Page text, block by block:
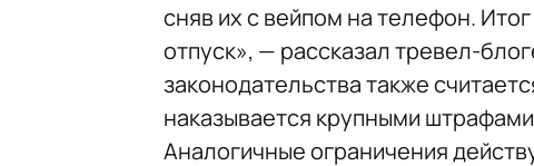
сняв их с вейпом на телефон.
отпуск», — рассказал тревел-
законодательства также
наказывается крупными
Аналогичные ограничения